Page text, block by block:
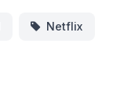
Netflix